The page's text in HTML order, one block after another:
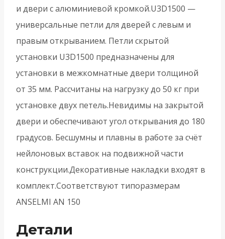
и двери с алюминиевой кромкой.U3D1500 —
универсальные петли для дверей с левым и
правым открыванием. Петли скрытой
установки U3D1500 предназначены для
установки в межкомнатные двери толщиной
от 35 мм. Рассчитаны на нагрузку до 50 кг при
установке двух петель.Невидимы на закрытой
двери и обеспечивают угол открывания до 180
градусов. Бесшумны и плавны в работе за счёт
нейлоновых вставок на подвижной части
конструкции.Декоративные накладки входят в
комплект.Соответствуют типоразмерам
ANSELMI AN 150
Детали